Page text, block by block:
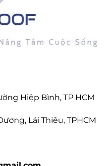
Hiệp Bình, TP HCM
Lái Thiêu, TPHCM